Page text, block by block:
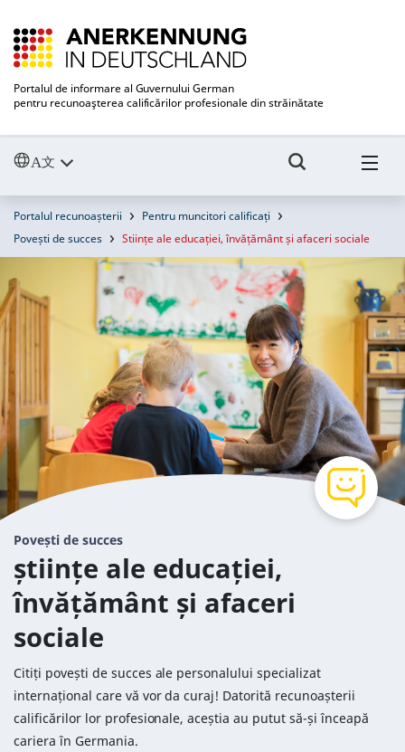
Portalul de informare al Guvernului German
pentru recunoaşterea calificărilor profesionale din străinătate
Portalul recunoașterii
Pentru muncitori calificați
Povești de succes
Stiințe ale educației, învățământ și afaceri sociale
Povești de succes
științe ale educației,
învățământ și afaceri
sociale
Citiți povești de succes ale personalului specializat
internațional care vă vor da curaj! Datorită recunoașterii
calificărilor lor profesionale, aceștia au putut să-și înceapă
cariera în Germania.